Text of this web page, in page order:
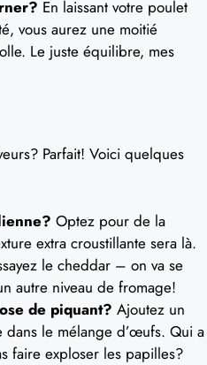
En laissant votre poulet
vous aurez une moitié
Le juste équilibre, mes
Parfait! Voici quelques
Optez pour de la
extra croustillante sera là.
le cheddar – on va se
autre niveau de fromage!
de piquant? Ajoutez un
dans le mélange d’œufs. Qui a
faire exploser les papilles?